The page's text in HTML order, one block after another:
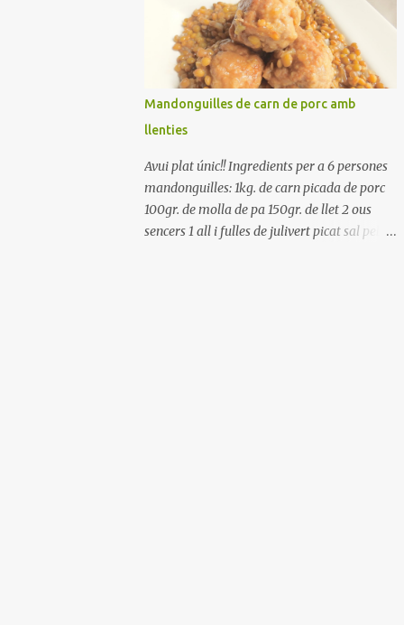
Renteu els pebrots i talleu-los a trossets.
Renteu les tomates i talleu-les a octaus.
Talleu les olives a rodanxes. Una hora abans
de portar a la taula, poseu els cigrons, ben
escorreguts, en un bol, amb la resta
d'ingredients: les tomates, el pebrot, la ceba,
(escorreguda), les olives i la tonyina
esmicolada. Amaniu amb sal i oli... bon
profit!!
Mandonguilles de carn de porc amb
llenties
Avui plat únic!! Ingredients per a 6 persones
mandonguilles: 1kg. de carn picada de porc
100gr. de molla de pa 150gr. de llet 2 ous
sencers 1 all i fulles de julivert picat sal pebre